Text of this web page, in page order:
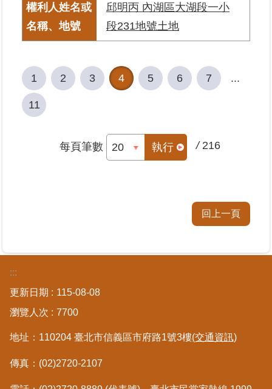
邱明丙 內湖區大湖段一小
段231地號土地
1 2 3 4 5 6 7 ...
11
每頁筆數 執行 / 216
回上一頁
:::
更新日期
115-08-08
瀏覽人次
7700
地址：110204 臺北市信義區市府路1號3樓(交通資訊)
傳真：(02)2720-2107